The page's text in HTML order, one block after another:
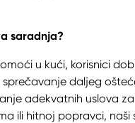
saradnja?
u kući, korisnici
sprečavanje daljeg
adekvatnih uslova
ili hitnoj popravci,